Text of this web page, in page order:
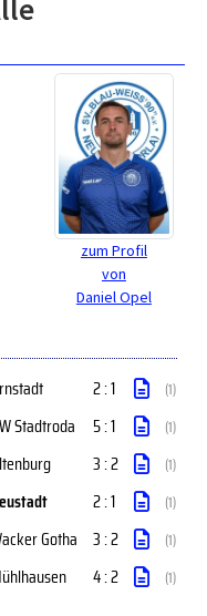
zum Profil
von
Daniel Opel
2 : 1 (1)
Stadtroda 5 : 1 (1)
3 : 2 (1)
2 : 1 (1)
Gotha 3 : 2 (1)
4 : 2 (1)